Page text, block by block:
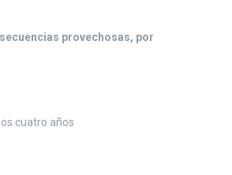
provechosas, por
cuatro años